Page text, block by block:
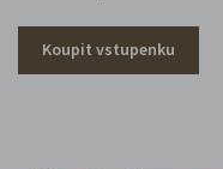
Koupit vstupenku